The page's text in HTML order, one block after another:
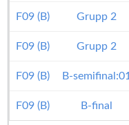
F09 (B) Grupp 2
F09 (B) Grupp 2
F09 (B) B-semifinal:01
F09 (B) B-final